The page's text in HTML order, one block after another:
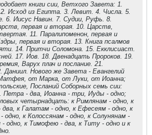
книги сии, Ветхого Завета: 1.
Исход из Египта. 3. Левит. 4. Числа. 5.
6. Иисус Навин. 7. Судии, Руфь. 8.
первая и вторая. 10. Царств,
11. Паралипоменон, первая и
первая и вторая. 13. Книга псалмов
14. Притчи Соломона. 15. Екклисиаст.
17. Иов. 18. Двенадцать Пророков. 19.
Варух плач и послание. 21.
Даниил. Нового же Завета - Евангелий
от Марка, от Луки, от Иоанна;
Посланий Соборных семь сии:
Петра - два, Иоанна - три, Иуды - одно;
четырнадцать: к Римлянам - одно, к
к Галатам - одно, к Ефесеям - одно, к
одно, к Колоссянам - одно, к Солунянам -
- одно, к Тимофею - два, к Титу - одно и к